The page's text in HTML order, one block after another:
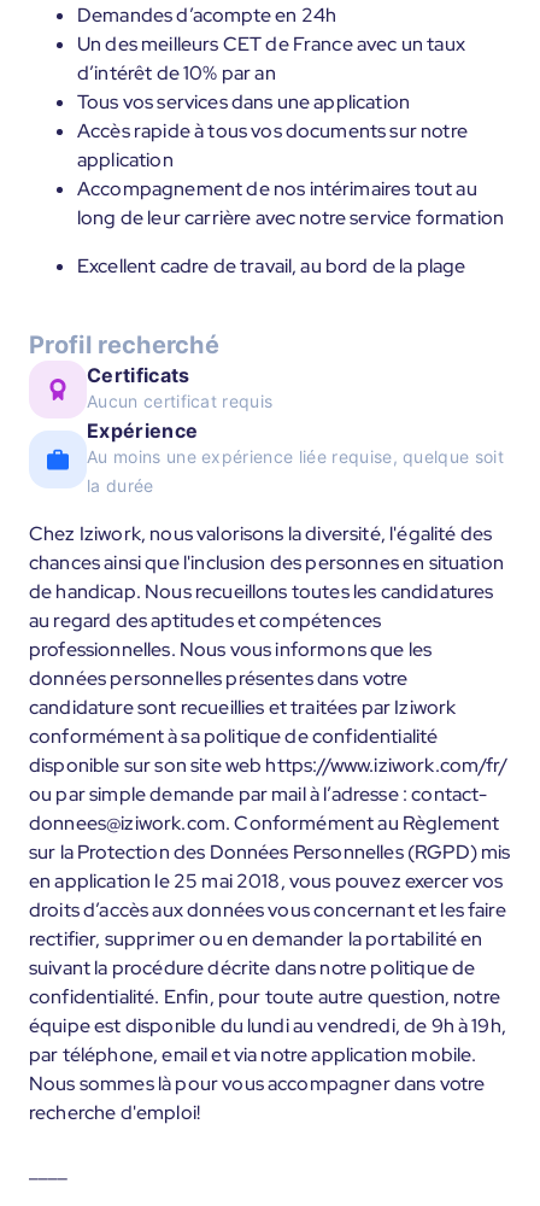
Demandes d’acompte en 24h
Un des meilleurs CET de France avec un taux
d’intérêt de 10% par an
Tous vos services dans une application
Accès rapide à tous vos documents sur notre
application
Accompagnement de nos intérimaires tout au
long de leur carrière avec notre service formation
Excellent cadre de travail, au bord de la plage
Profil recherché
Certificats
Aucun certificat requis
Expérience
Au moins une expérience liée requise, quelque soit
la durée
Chez Iziwork, nous valorisons la diversité, l'égalité des
chances ainsi que l'inclusion des personnes en situation
de handicap. Nous recueillons toutes les candidatures
au regard des aptitudes et compétences
professionnelles. Nous vous informons que les
données personnelles présentes dans votre
candidature sont recueillies et traitées par Iziwork
conformément à sa politique de confidentialité
disponible sur son site web https://www.iziwork.com/fr/
ou par simple demande par mail à l’adresse : contact-
donnees@iziwork.com. Conformément au Règlement
sur la Protection des Données Personnelles (RGPD) mis
en application le 25 mai 2018, vous pouvez exercer vos
droits d’accès aux données vous concernant et les faire
rectifier, supprimer ou en demander la portabilité en
suivant la procédure décrite dans notre politique de
confidentialité. Enfin, pour toute autre question, notre
équipe est disponible du lundi au vendredi, de 9h à 19h,
par téléphone, email et via notre application mobile.
Nous sommes là pour vous accompagner dans votre
recherche d'emploi!